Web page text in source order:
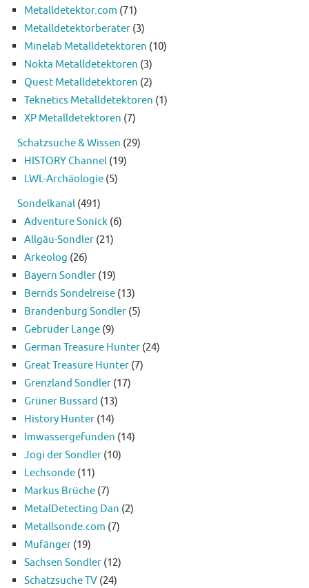
Metalldetektor.com (71)
Metalldetektorberater (3)
Minelab Metalldetektoren (10)
Nokta Metalldetektoren (3)
Quest Metalldetektoren (2)
Teknetics Metalldetektoren (1)
XP Metalldetektoren (7)
Schatzsuche & Wissen (29)
HISTORY Channel (19)
LWL-Archäologie (5)
Sondelkanal (491)
Adventure Sonick (6)
Allgäu-Sondler (21)
Arkeolog (26)
Bayern Sondler (19)
Bernds Sondelreise (13)
Brandenburg Sondler (5)
Gebrüder Lange (9)
German Treasure Hunter (24)
Great Treasure Hunter (7)
Grenzland Sondler (17)
Grüner Bussard (13)
History Hunter (14)
Imwassergefunden (14)
Jogi der Sondler (10)
Lechsonde (11)
Markus Brüche (7)
MetalDetecting Dan (2)
Metallsonde.com (7)
Mufänger (19)
Sachsen Sondler (12)
Schatzsuche TV (24)